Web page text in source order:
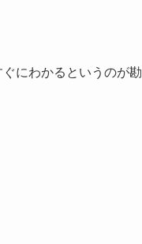
にわかるというのが勘